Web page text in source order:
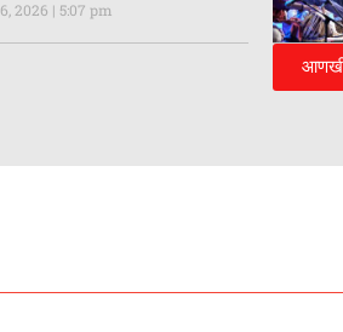
2026 5:07 pm
आणखी